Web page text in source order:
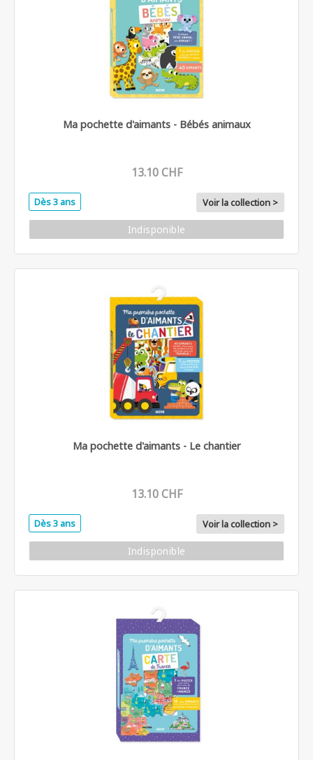
Ma pochette d'aimants - Bébés animaux
13.10 CHF
Dès 3 ans Voir la collection >
Indisponible
Ma pochette d'aimants - Le chantier
13.10 CHF
Dès 3 ans Voir la collection >
Indisponible